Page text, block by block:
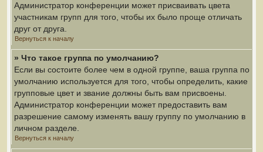
Администратор конференции может присваивать цвета
участникам групп для того, чтобы их было проще отличать
друг от друга.
Вернуться к началу
» Что такое группа по умолчанию?
Если вы состоите более чем в одной группе, ваша группа по
умолчанию используется для того, чтобы определить, какие
групповые цвет и звание должны быть вам присвоены.
Администратор конференции может предоставить вам
разрешение самому изменять вашу группу по умолчанию в
личном разделе.
Вернуться к началу